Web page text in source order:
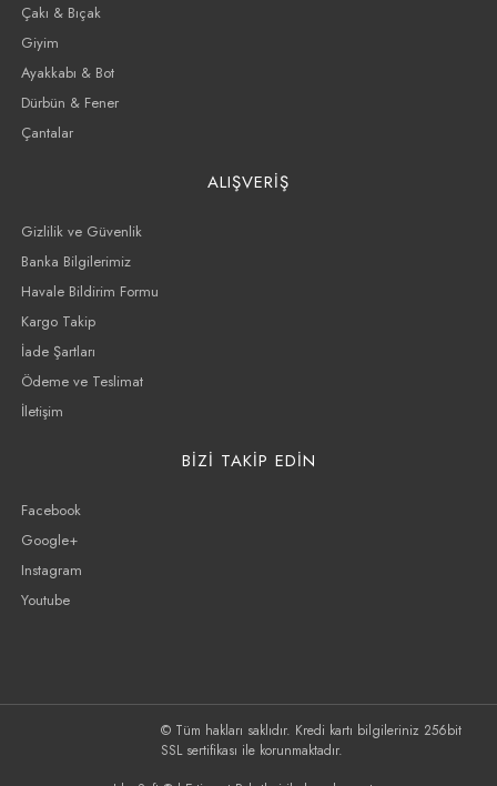
Çakı & Bıçak
Giyim
Ayakkabı & Bot
Dürbün & Fener
Çantalar
ALIŞVERİŞ
Gizlilik ve Güvenlik
Banka Bilgilerimiz
Havale Bildirim Formu
Kargo Takip
İade Şartları
Ödeme ve Teslimat
İletişim
BİZİ TAKİP EDİN
Facebook
Google+
Instagram
Youtube
© Tüm hakları saklıdır. Kredi kartı bilgileriniz 256bit
SSL sertifikası ile korunmaktadır.